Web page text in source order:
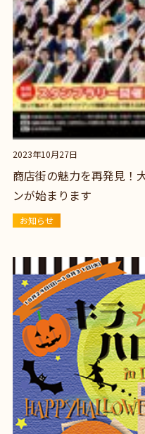
2023年10月27日
商店街の魅力を再発見！
ンが始まります
お知らせ